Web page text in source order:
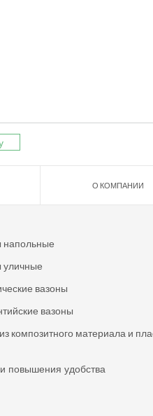
О КОМПАНИИ
напольные
уличные
вазоны
вазоны
композитного материала и
повышения удобства